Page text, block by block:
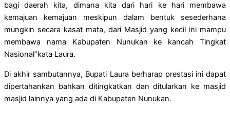
bagi daerah kita, dimana kita dari hari ke hari membawa
kemajuan kemajuan meskipun dalam bentuk sesederhana
mungkin secara kasat mata, dari Masjid yang kecil ini mampu
membawa nama Kabupaten Nunukan ke kancah Tingkat
Nasional”kata Laura.
Di akhir sambutannya, Bupati Laura berharap prestasi ini dapat
dipertahankan bahkan ditingkatkan dan ditularkan ke masjid
masjid lainnya yang ada di Kabupaten Nunukan.